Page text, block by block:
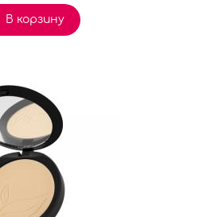
В корзину